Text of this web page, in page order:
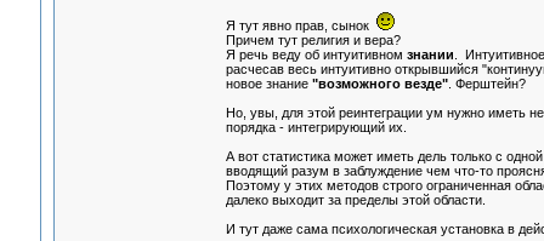
Я тут явно прав, сынок
Причем тут религия и вера?
Я речь веду об интуитивном знании .
расчесав весь интуитивно открывшийся
новое знание "возможного везде". Ферштейн?
Но, увы, для этой реинтеграции ум нужно иметь
порядка - интегрирующий их.
А вот статистика может иметь дель только с
вводящий разум в заблуждение чем что-то
Поэтому у этих методов строго ограниченная
далеко выходит за пределы этой области.
И тут даже сама психологическая установка в